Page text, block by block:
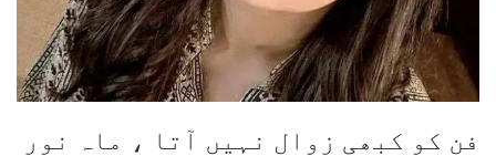
فن کو کبھی زوال نہیں آتا ، ماہ نور